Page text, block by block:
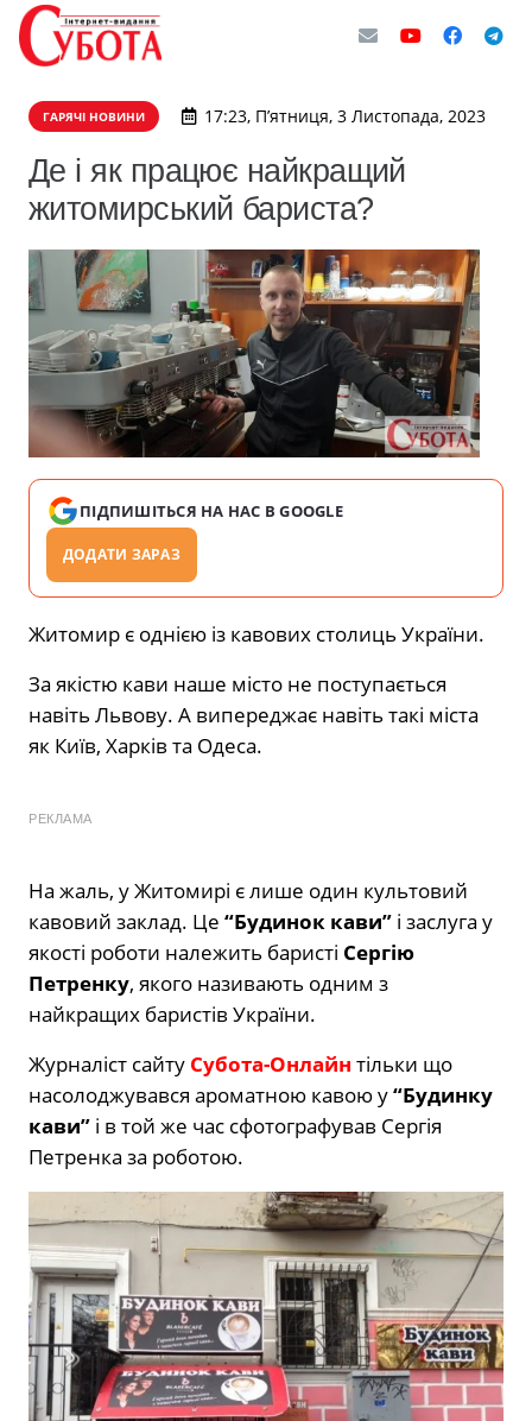
ГАРЯЧІ НОВИНИ 17:23, П’ятниця, 3 Листопада, 2023
Де і як працює найкращий
житомирський бариста?
ПІДПИШІТЬСЯ НА НАС В GOOGLE
ДОДАТИ ЗАРАЗ
Житомир є однією із кавових столиць України.
За якістю кави наше місто не поступається
навіть Львову. А випереджає навіть такі міста
як Київ, Харків та Одеса.
РЕКЛАМА
На жаль, у Житомирі є лише один культовий
кавовий заклад. Це “Будинок кави” і заслуга у
якості роботи належить баристі Сергію
Петренку, якого називають одним з
найкращих баристів України.
Журналіст сайту Субота-Онлайн тільки що
насолоджувався ароматною кавою у“Будинку
кави” і в той же час сфотографував Сергія
Петренка за роботою.